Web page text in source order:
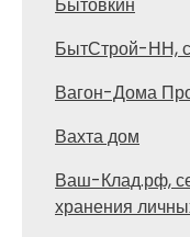
БытСтрой-НН,
Вагон-Дома
Вахта дом
Ваш-Клад.рф,
хранения